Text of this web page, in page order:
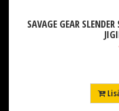
SAVAGE GEAR